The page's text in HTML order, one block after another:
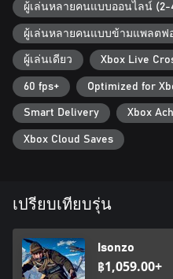
ผู้เล่นหลายคนแบบออนไลน์ (2-
ผู้เล่นหลายคนแบบข้ามแพลตฟ
ผู้เล่นเดียว Xbox Live
60 fps+ Optimized for
Smart Delivery Xbox
Xbox Cloud Saves
เปรียบเทียบรุ่น
Isonzo
฿1,059.00+